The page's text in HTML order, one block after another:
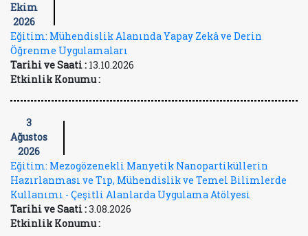
Ekim
2026
Eğitim: Mühendislik Alanında Yapay Zekâ ve Derin
Öğrenme Uygulamaları
Tarihi ve Saati : 13.10.2026
Etkinlik Konumu :
3
Ağustos
2026
Eğitim: Mezogözenekli Manyetik Nanopartiküllerin
Hazırlanması ve Tıp, Mühendislik ve Temel Bilimlerde
Kullanımı - Çeşitli Alanlarda Uygulama Atölyesi
Tarihi ve Saati :3.08.2026
Etkinlik Konumu :